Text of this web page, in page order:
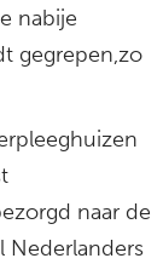
nabije
gegrepen,zo
naar de
Nederlanders